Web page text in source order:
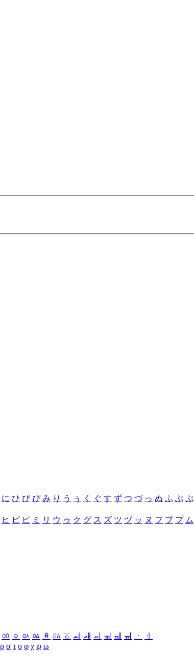
に ひ び ぴ み り う ぅ く ぐ す ず つ づ っ ぬ ふ ぶ ぷ
ヒ ビ ピ ミ リ ウ ゥ ク グ ス ズ ツ ヅ ッ ヌ フ ブ プ ム
ㆀ ㆁ ㆂ ㆃ ㆄ ㆅ ㆆ ㆇ ㆈ ㆉ ㆊ ㆋ ㆌ ㆍ
ㆎ
ρ σ τ υ φ χ ψ ω